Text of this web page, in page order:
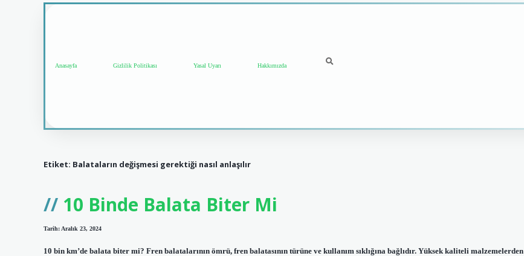
Anasayfa Gizlilik Politikası Yasal Uyarı Hakkımızda
Etiket: Balataların değişmesi gerektiği nasıl anlaşılır
10 Binde Balata Biter Mi
Tarih: Aralık 23, 2024
10 bin km’de balata biter mi? Fren balatalarının ömrü, fren balatasının türüne ve kullanım sıklığına bağlıdır. Yüksek kaliteli malzemelerden